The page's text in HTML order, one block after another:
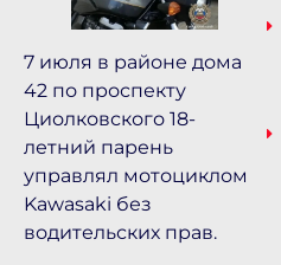
7 июля в районе дома
42 по проспекту
Циолковского 18-
летний парень
управлял мотоциклом
Kawasaki без
водительских прав.